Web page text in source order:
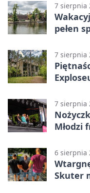
7 sierpnia
pełen
7 sierpnia
7 sierpnia
Młodzi
6 sierpnia
Skuter